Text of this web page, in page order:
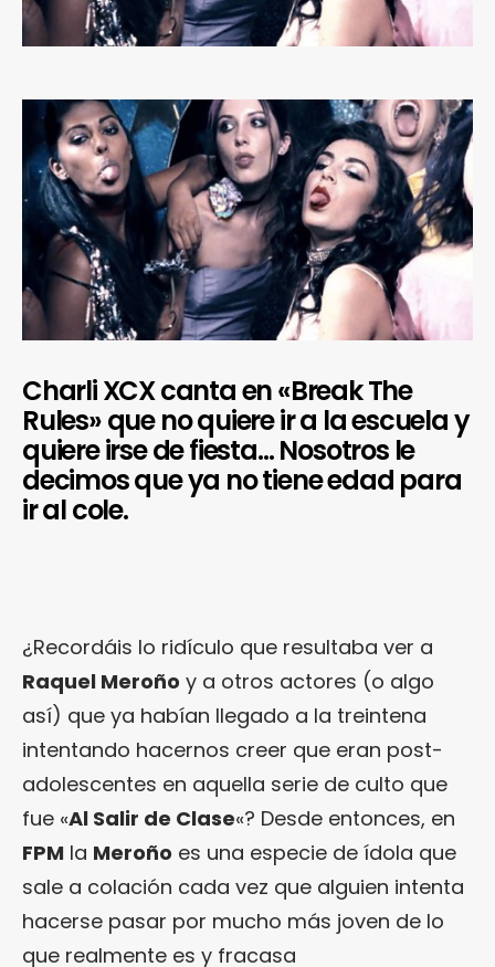
Charli XCX canta en «Break The
Rules» que no quiere ir a la escuela y
quiere irse de fiesta… Nosotros le
decimos que ya no tiene edad para
ir al cole.
¿Recordáis lo ridículo que resultaba ver a
Raquel Meroño y a otros actores (o algo
así) que ya habían llegado a la treintena
intentando hacernos creer que eran post-
adolescentes en aquella serie de culto que
fue «Al Salir de Clase«? Desde entonces, en
FPM la Meroño es una especie de ídola que
sale a colación cada vez que alguien intenta
hacerse pasar por mucho más joven de lo
que realmente es y fracasa